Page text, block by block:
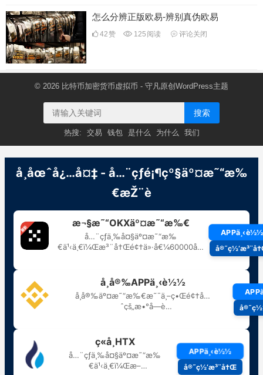
怎么分辨正版欧易-辨别真伪欧易
42赞 125 阅读 评论关闭
© 2026 比特币加密货币虚拟币 - 守凡原创 WordPress主题
搜索
热搜: 交易 钱包 是什么 为什么 我们